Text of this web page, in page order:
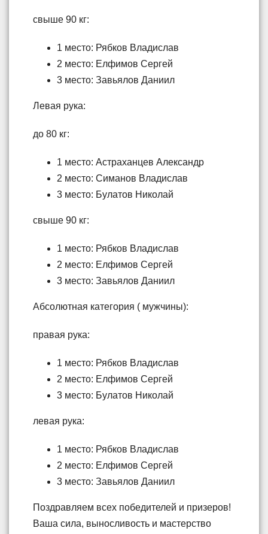
свыше 90 кг:
1 место: Рябков Владислав
2 место: Елфимов Сергей
3 место: Завьялов Даниил
Левая рука:
до 80 кг:
1 место: Астраханцев Александр
2 место: Симанов Владислав
3 место: Булатов Николай
свыше 90 кг:
1 место: Рябков Владислав
2 место: Елфимов Сергей
3 место: Завьялов Даниил
Абсолютная категория ( мужчины):
правая рука:
1 место: Рябков Владислав
2 место: Елфимов Сергей
3 место: Булатов Николай
левая рука:
1 место: Рябков Владислав
2 место: Елфимов Сергей
3 место: Завьялов Даниил
Поздравляем всех победителей и призеров!
Ваша сила, выносливость и мастерство